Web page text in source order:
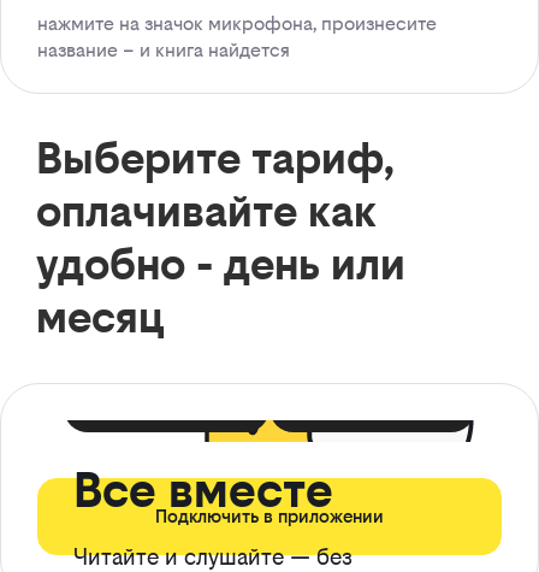
нажмите на значок микрофона, произнесите
название – и книга найдется
Выберите тариф,
оплачивайте как
удобно - день или
месяц
Все вместе
Читайте и слушайте — без
Подключить в приложении